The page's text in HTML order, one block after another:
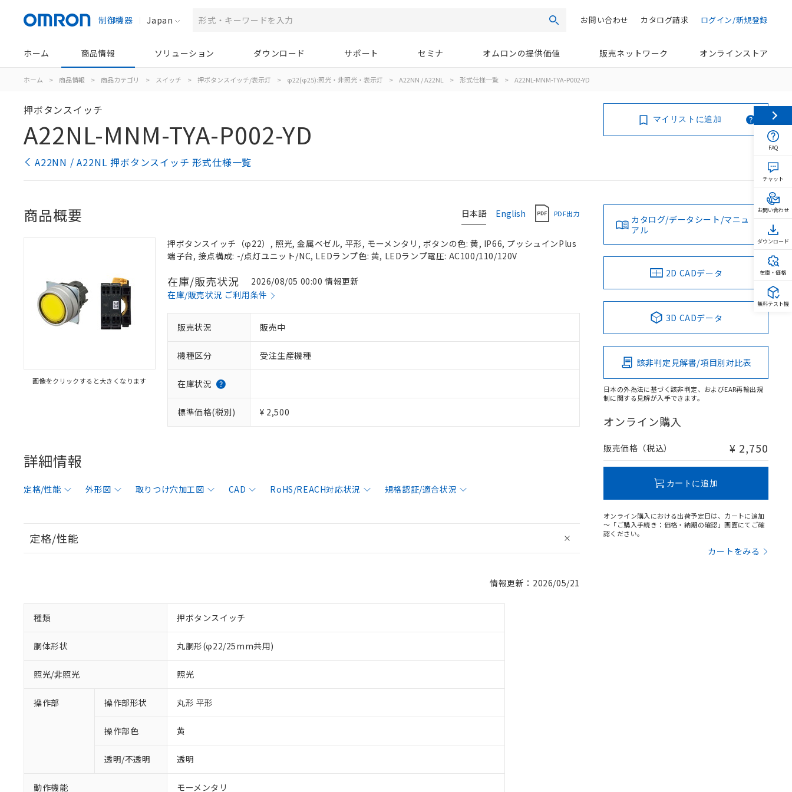
制御機器 Japan 検索 ログイン/新規登録
カタログ請求
お問い合わせ
ホーム 商品情報 ソリューション ダウンロード サポート セミナ オムロンの提供価値 販売ネットワーク オンラインストア
ホーム > 商品情報 > 商品カテゴリ > スイッチ > 押ボタンスイッチ/表示灯 > φ22(φ25):照光・非照光・表示灯 > A22NN / A22NL > 形式仕様一覧 > A22NL-MNM-TYA-P002-YD
押ボタンスイッチ
A22NL-MNM-TYA-P002-YD
A22NN / A22NL 押ボタンスイッチ 形式仕様一覧
マイリストに追加
日本語 English PDF出力
商品概要
画像をクリックすると大きくなります
押ボタンスイッチ（φ22）, 照光, 金属ベゼル, 平形, モーメンタリ, ボタンの色: 黄, IP66, プッシュインPlus
端子台, 接点構成: -/点灯ユニット/NC, LEDランプ色: 黄, LEDランプ電圧: AC100/110/120V
在庫/販売状況
2026/08/05 00:00 情報更新
在庫/販売状況 ご利用条件
販売状況 販売中
機種区分 受注生産機種
在庫状況
標準価格(税別) ¥ 2,500
詳細情報
定格/性能 外形図 取りつけ穴加工図 CAD RoHS/REACH対応状況 規格認証/適合状況
定格/性能
情報更新：2026/05/21
種類 押ボタンスイッチ
胴体形状 丸胴形(φ22/25mm共用)
照光/非照光 照光
操作部 操作部形状 丸形 平形
操作部色 黄
透明/不透明 透明
動作機能 モーメンタリ
カタログ/データシート/マニュ
アル
2D CADデータ
3D CADデータ
該非判定見解書/項目別対比表
日本の外為法に基づく該非判定、およびEAR再輸出規
制に関する見解が入手できます。
オンライン購入
販売価格（税込） ¥ 2,750
カートに追加
オンライン購入における出荷予定日は、カートに追加
～「ご購入手続き：価格・納期の確認」画面にてご確
認ください。
カートをみる
FAQ
チャット
お問い合わせ
ダウンロード
在庫・価格
無料テスト機